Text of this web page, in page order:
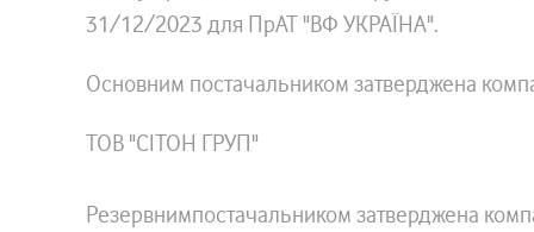
31/12/2023 для ПрАТ "ВФ УКРАЇНА".
Основним постачальником затверджена
ТОВ "СІТОН ГРУП"
Резервнимпостачальником затверджена